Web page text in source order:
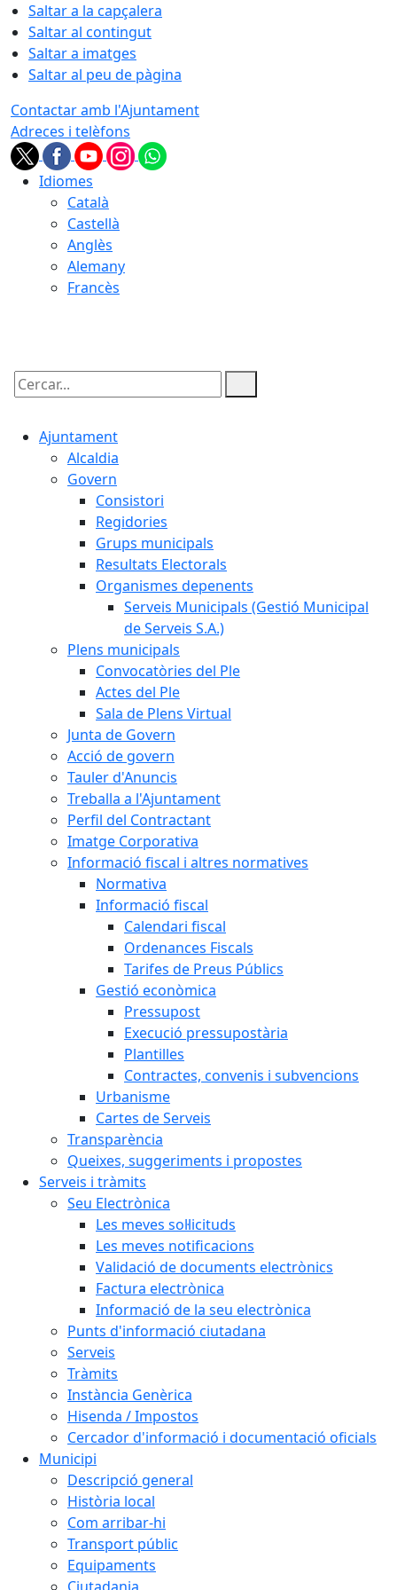
Saltar a la capçalera
Saltar al contingut
Saltar a imatges
Saltar al peu de pàgina
Contactar amb l'Ajuntament
Adreces i telèfons
Idiomes
Català
Castellà
Anglès
Alemany
Francès
Cercar:
Ajuntament
Alcaldia
Govern
Consistori
Regidories
Grups municipals
Resultats Electorals
Organismes depenents
Serveis Municipals (Gestió Municipal
de Serveis S.A.)
Plens municipals
Convocatòries del Ple
Actes del Ple
Sala de Plens Virtual
Junta de Govern
Acció de govern
Tauler d'Anuncis
Treballa a l'Ajuntament
Perfil del Contractant
Imatge Corporativa
Informació fiscal i altres normatives
Normativa
Informació fiscal
Calendari fiscal
Ordenances Fiscals
Tarifes de Preus Públics
Gestió econòmica
Pressupost
Execució pressupostària
Plantilles
Contractes, convenis i subvencions
Urbanisme
Cartes de Serveis
Transparència
Queixes, suggeriments i propostes
Serveis i tràmits
Seu Electrònica
Les meves sol·licituds
Les meves notificacions
Validació de documents electrònics
Factura electrònica
Informació de la seu electrònica
Punts d'informació ciutadana
Serveis
Tràmits
Instància Genèrica
Hisenda / Impostos
Cercador d'informació i documentació oficials
Municipi
Descripció general
Història local
Com arribar-hi
Transport públic
Equipaments